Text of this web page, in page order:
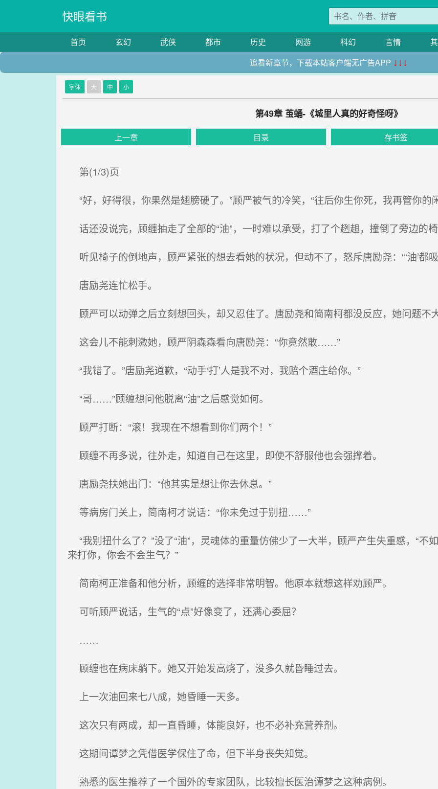
快眼看书
首页 玄幻 武侠 都市 历史 网游 科幻 言情
追看新章节，下载本站客户端无广告APP ↓↓↓
字体 大 中 小
第49章 茧蛹-《城里人真的好奇怪呀》
上一章 目录 存书签
第(1/3)页
“好，好得很，你果然是翅膀硬了。”顾严被气的冷笑，“往后你生你死，我再管你
话还没说完，顾缠抽走了全部的“油”，一时难以承受，打了个趔趄，撞倒了旁边的
听见椅子的倒地声，顾严紧张的想去看她的状况，但动不了，怒斥唐励尧：“‘油’都
唐励尧连忙松手。
顾严可以动弹之后立刻想回头，却又忍住了。唐励尧和简南柯都没反应，她问题不
这会儿不能刺激她，顾严阴森森看向唐励尧：“你竟然敢……”
“我错了。”唐励尧道歉，“动手‘打’人是我不对，我赔个酒庄给你。”
“哥……”顾缠想问他脱离“油”之后感觉如何。
顾严打断：“滚！我现在不想看到你们两个！”
顾缠不再多说，往外走，知道自己在这里，即使不舒服他也会强撑着。
唐励尧扶她出门：“他其实是想让你去休息。”
等病房门关上，简南柯才说话：“你未免过于别扭……”
“我别扭什么了？”没了“油”，灵魂体的重量仿佛少了一大半，顾严产生失重感，“不
来打你，你会不会生气？”
简南柯正准备和他分析，顾缠的选择非常明智。他原本就想这样劝顾严。
可听顾严说话，生气的“点”好像变了，还满心委屈？
……
顾缠也在病床躺下。她又开始发高烧了，没多久就昏睡过去。
上一次油回来七八成，她昏睡一天多。
这次只有两成，却一直昏睡，体能良好，也不必补充营养剂。
这期间谭梦之凭借医学保住了命，但下半身丧失知觉。
熟悉的医生推荐了一个国外的专家团队，比较擅长医治谭梦之这种病例。